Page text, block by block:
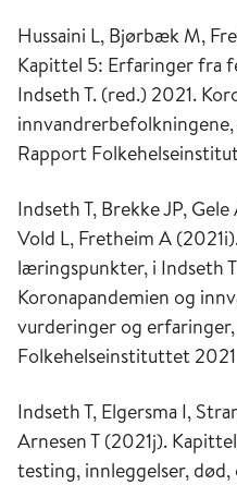
Hussaini L, Bjørbæk M,
Kapittel 5: Erfaringer fra
Indseth T. (red.) 2021.
Rapport
Indseth T, Brekke JP, Gele
Vold L, Fretheim A
læringspunkter, i Indseth
Koronapandemien og
vurderinger og
Folkehelseinstituttet 2021
Indseth T, Elgersma I,
Arnesen T (2021j).
testing, innleggelser,